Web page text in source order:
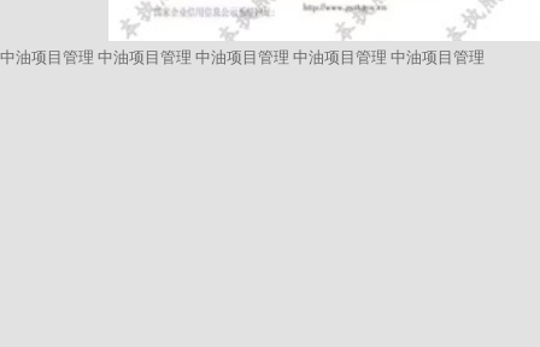
中油项目管理 中油项目管理 中油项目管理 中油项目管理 中油项目管理